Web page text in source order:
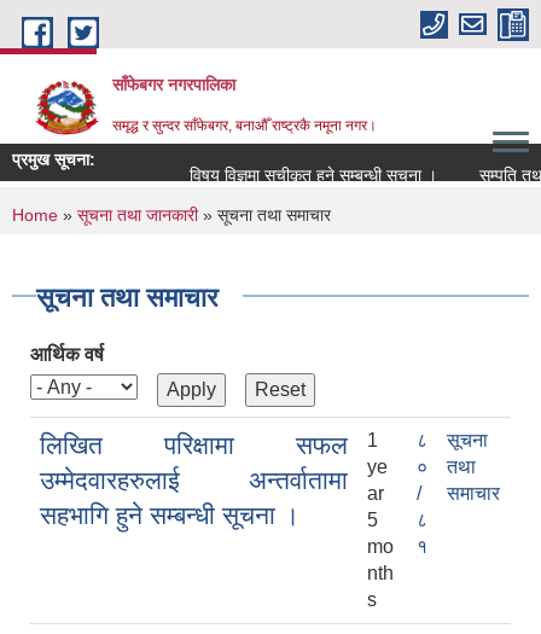
Skip to main content
साँफेबगर नगरपालिका
समृद्ध र सुन्दर साँफेबगर, बनाऔँ राष्ट्रकै नमूना नगर।
प्रमुख सूचना:
विषय विज्ञमा सुचीकृत हुने सम्बन्धी सूचना ।
सम्पति तथा
You are here
Home » सूचना तथा जानकारी» सूचना तथा समाचार
सूचना तथा समाचार
आर्थिक वर्ष
लिखित परिक्षामा सफल
उम्मेदवारहरुलाई अन्तर्वातामा
सहभागि हुने सम्बन्धी सूचना ।
1
ye
ar
5
mo
nth
s
८
०
/
८
१
सूचना
तथा
समाचार